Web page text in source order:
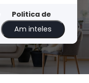
Politica de
Am inteles